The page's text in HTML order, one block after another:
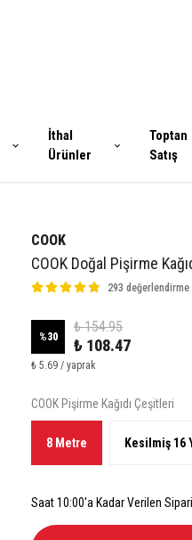
İthal
Ürünler
Toptan
Satış
COOK
COOK Doğal Pişirme
293 değerlendirme
%30
₺ 154.95
₺ 108.47
₺ 5.69 / yaprak
COOK Pişirme Kağıdı Çeşitleri
8 Metre Kesilmiş 16
Saat 10:00'a Kadar Verilen